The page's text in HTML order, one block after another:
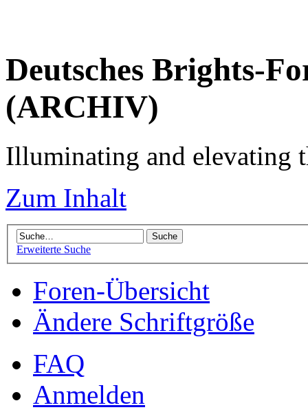
Deutsches Brights-
(ARCHIV)
Illuminating and elevating
Zum Inhalt
Erweiterte Suche
Foren-Übersicht
Ändere Schriftgröße
FAQ
Anmelden